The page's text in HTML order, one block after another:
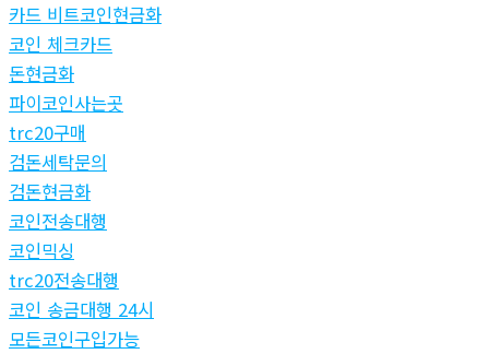
카드 비트코인현금화
코인 체크카드
돈현금화
파이코인사는곳
trc20구매
검돈세탁문의
검돈현금화
코인전송대행
코인믹싱
trc20전송대행
코인 송금대행 24시
모든코인구입가능